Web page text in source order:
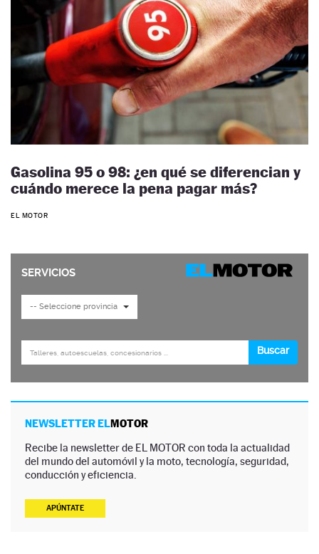
Gasolina 95 o 98: ¿en qué se diferencian y
cuándo merece la pena pagar más?
EL MOTOR
NEWSLETTER ELMOTOR
Recibe la newsletter de EL MOTOR con toda la actualidad
del mundo del automóvil y la moto, tecnología, seguridad,
conducción y eficiencia.
APÚNTATE